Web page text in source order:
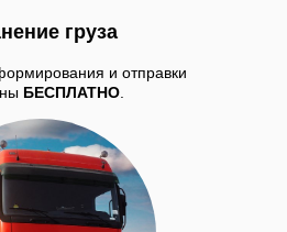
груза
и отправки
БЕСПЛАТНО.